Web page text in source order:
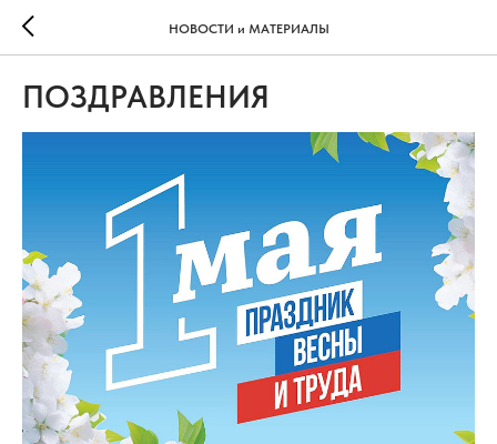
НОВОСТИ и МАТЕРИАЛЫ
ПОЗДРАВЛЕНИЯ